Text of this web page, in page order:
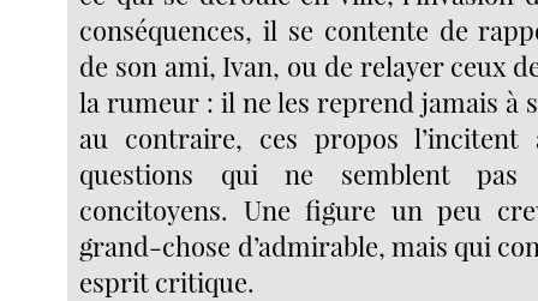
conséquences, il se contente de
de son ami, Ivan, ou de relayer ceux
la rumeur : il ne les reprend jamais à
au contraire, ces propos
questions qui ne semblent pas
concitoyens. Une figure un peu
grand-chose d’admirable, mais qui
esprit critique.